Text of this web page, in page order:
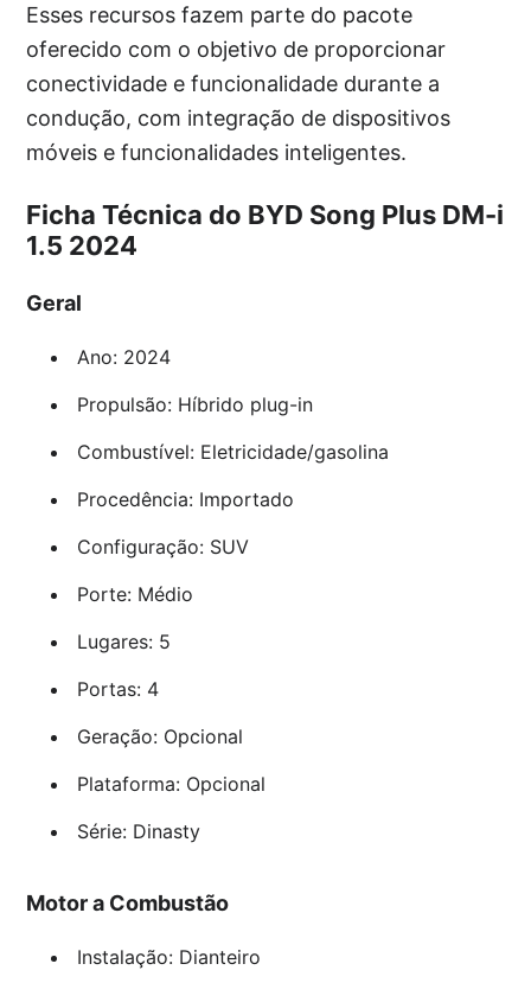
Esses recursos fazem parte do pacote
oferecido com o objetivo de proporcionar
conectividade e funcionalidade durante a
condução, com integração de dispositivos
móveis e funcionalidades inteligentes.
Ficha Técnica do BYD Song Plus DM-i
1.5 2024
Geral
Ano: 2024
Propulsão: Híbrido plug-in
Combustível: Eletricidade/gasolina
Procedência: Importado
Configuração: SUV
Porte: Médio
Lugares: 5
Portas: 4
Geração: Opcional
Plataforma: Opcional
Série: Dinasty
Motor a Combustão
Instalação: Dianteiro